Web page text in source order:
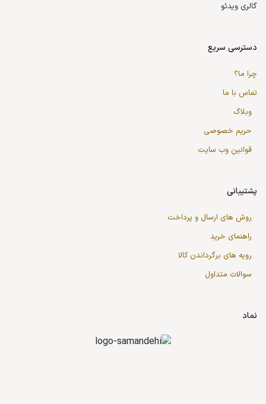
گالری ویدئو
دسترسی سریع
چرا ما؟
تماس با ما
وبلاگ
حریم خصوصی
قوانین وب سایت
پشتیبانی
روش های ارسال و پرداخت
راهنمای خرید
رویه های برگرداندن کالا
سوالات متداول
نماد